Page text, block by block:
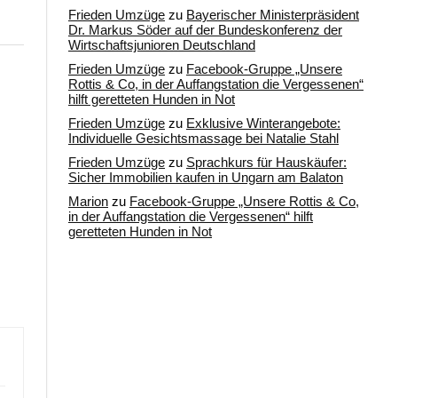
Frieden Umzüge zu Bayerischer Ministerpräsident
Dr. Markus Söder auf der Bundeskonferenz der
Wirtschaftsjunioren Deutschland
Frieden Umzüge zu Facebook-Gruppe „Unsere
Rottis & Co, in der Auffangstation die Vergessenen“
hilft geretteten Hunden in Not
Frieden Umzüge zu Exklusive Winterangebote:
Individuelle Gesichtsmassage bei Natalie Stahl
Frieden Umzüge zu Sprachkurs für Hauskäufer:
Sicher Immobilien kaufen in Ungarn am Balaton
Marion zu Facebook-Gruppe „Unsere Rottis & Co,
in der Auffangstation die Vergessenen“ hilft
geretteten Hunden in Not